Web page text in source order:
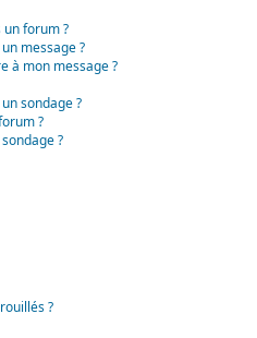
forum ?
message ?
à mon message ?
sondage ?
?
?
?